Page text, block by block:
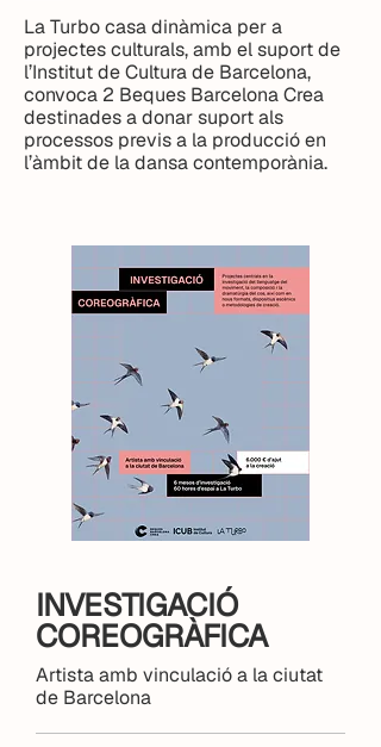
La Turbo casa dinàmica per a
projectes culturals, amb el suport de
l’Institut de Cultura de Barcelona,
convoca 2 Beques Barcelona Crea
destinades a donar suport als
processos previs a la producció en
l’àmbit de la dansa contemporània.
INVESTIGACIÓ
COREOGRÀFICA
Artista amb vinculació a la ciutat
de Barcelona